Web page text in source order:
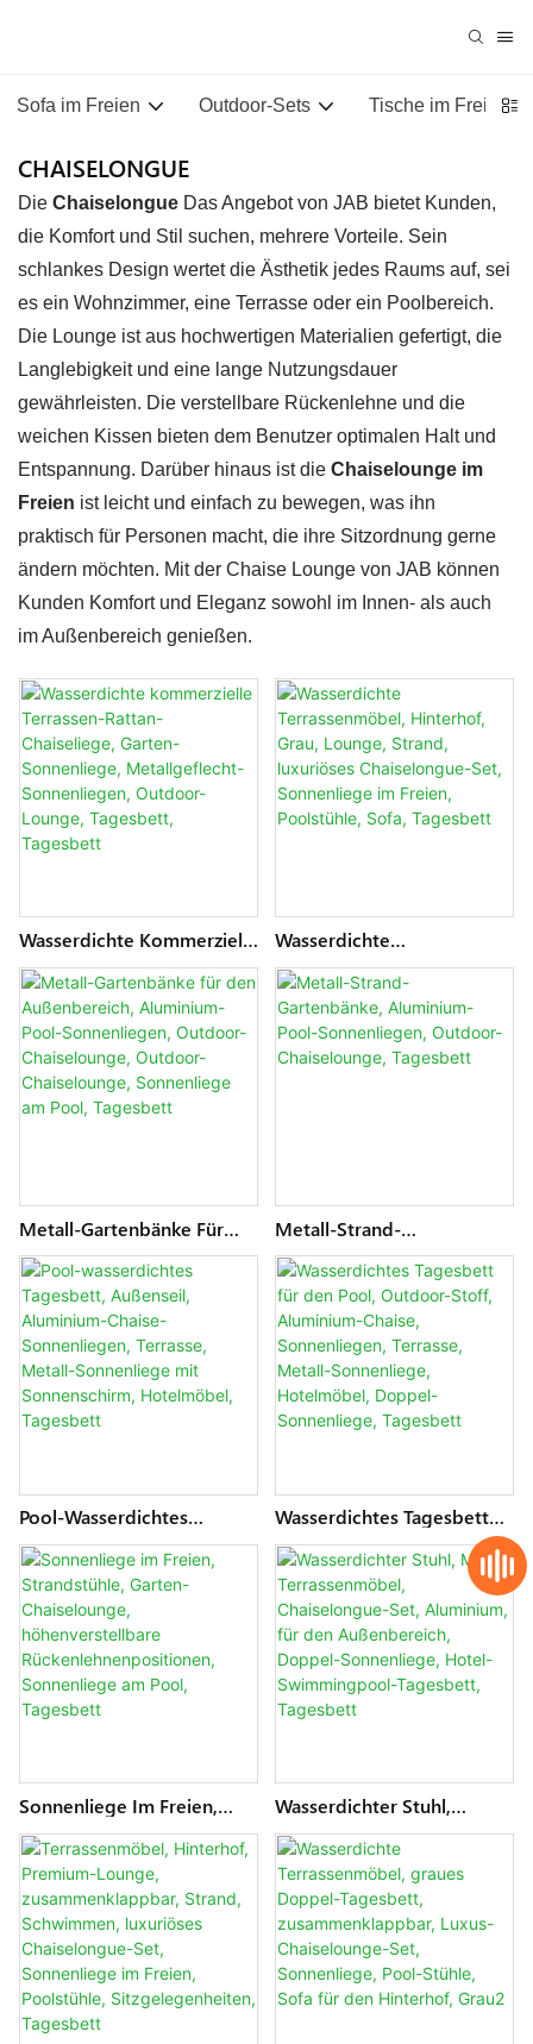
Sofa im Freien Outdoor-Sets Tische im Freien
CHAISELONGUE
Die Chaiselongue Das Angebot von JAB bietet Kunden,
die Komfort und Stil suchen, mehrere Vorteile. Sein
schlankes Design wertet die Ästhetik jedes Raums auf, sei
es ein Wohnzimmer, eine Terrasse oder ein Poolbereich.
Die Lounge ist aus hochwertigen Materialien gefertigt, die
Langlebigkeit und eine lange Nutzungsdauer
gewährleisten. Die verstellbare Rückenlehne und die
weichen Kissen bieten dem Benutzer optimalen Halt und
Entspannung. Darüber hinaus ist die Chaiselounge im
Freien ist leicht und einfach zu bewegen, was ihn
praktisch für Personen macht, die ihre Sitzordnung gerne
ändern möchten. Mit der Chaise Lounge von JAB können
Kunden Komfort und Eleganz sowohl im Innen- als auch
im Außenbereich genießen.
Wasserdichte Kommerzielle
Terrassen-Rattan-
Chaiseliege, Garten-
Sonnenliege,
Metallgeflecht-
Sonnenliegen, Outdoor-
Lounge, Tagesbett,
Tagesbett
Wasserdichte
Terrassenmöbel, Hinterhof,
Grau, Lounge, Strand,
Luxuriöses Chaiselongue-
Set, Sonnenliege Im Freien,
Poolstühle, Sofa, Tagesbett
Metall-Gartenbänke Für
Den Außenbereich,
Aluminium-Pool-
Sonnenliegen, Outdoor-
Chaiselounge, Outdoor-
Chaiselounge, Sonnenliege
Am Pool, Tagesbett
Metall-Strand-
Gartenbänke, Aluminium-
Pool-Sonnenliegen,
Outdoor-Chaiselounge,
Tagesbett
Pool-Wasserdichtes
Tagesbett, Außenseil,
Aluminium-Chaise-
Sonnenliegen, Terrasse,
Metall-Sonnenliege Mit
Sonnenschirm,
Hotelmöbel, Tagesbett
Wasserdichtes Tagesbett
Für Den Pool, Outdoor-
Stoff, Aluminium-Chaise,
Sonnenliegen, Terrasse,
Metall-Sonnenliege,
Hotelmöbel, Doppel-
Sonnenliege, Tagesbett
Sonnenliege Im Freien,
Strandstühle, Garten-
Chaiselounge,
Höhenverstellbare
Rückenlehnenpositionen,
Sonnenliege Am Pool,
Tagesbett
Wasserdichter Stuhl,
Metall, Terrassenmöbel,
Chaiselongue-Set,
Aluminium, Für Den
Außenbereich, Doppel-
Sonnenliege, Hotel-
Swimmingpool-Tagesbett,
Tagesbett